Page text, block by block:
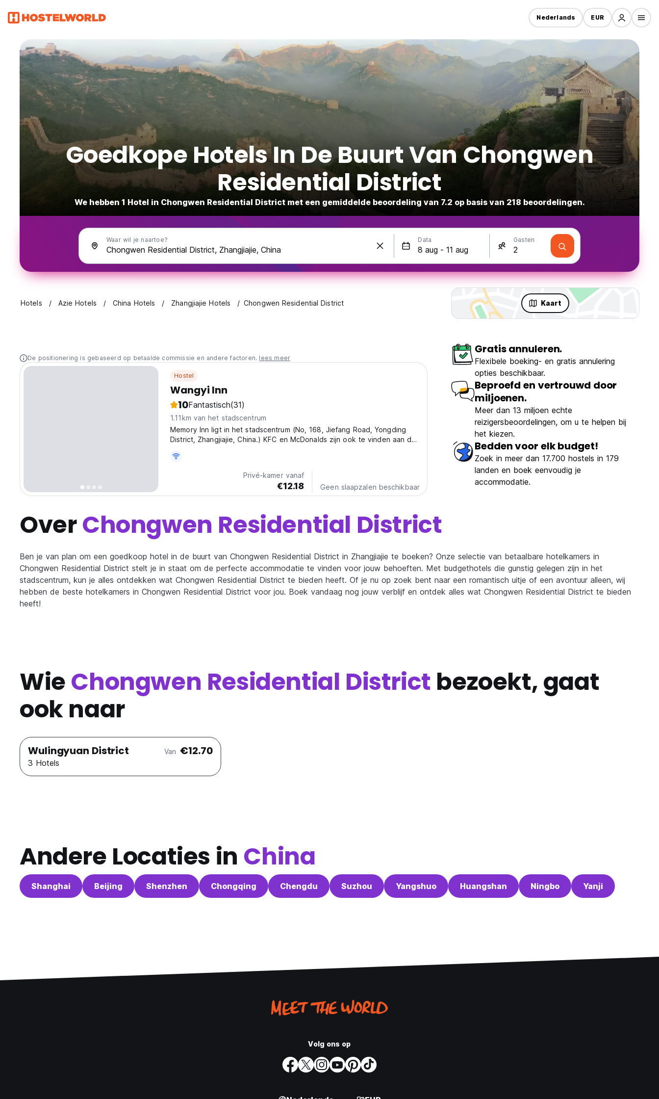
Nederlands EUR
Goedkope Hotels In De Buurt Van Chongwen
Residential District
We hebben 1 Hotel in Chongwen Residential District met een gemiddelde beoordeling van 7.2 op basis van 218 beoordelingen.
Waar wil je naartoe? Data Gasten
Hotels Azie Hotels China Hotels Zhangjiajie Hotels Chongwen Residential District Kaart
De positionering is gebaseerd op betaalde commissie en andere factoren. lees meer
Hostel
Wangyi Inn
10Fantastisch(31)
1.11km van het stadscentrum
Memory Inn ligt in het stadscentrum (No, 168, Jiefang Road, Yongding
District, Zhangjiajie, China.) KFC en McDonalds zijn ook te vinden aan de
Privé-kamer vanaf
€12.18 Geen slaapzalen beschikbaar
Gratis annuleren.
Flexibele boeking- en gratis annulering
opties beschikbaar.
Beproefd en vertrouwd door
miljoenen.
Meer dan 13 miljoen echte
reizigersbeoordelingen, om u te helpen bij
het kiezen.
Bedden voor elk budget!
Zoek in meer dan 17.700 hostels in 179
landen en boek eenvoudig je
accommodatie.
OverChongwen Residential District
Ben je van plan om een goedkoop hotel in de buurt van Chongwen Residential District in Zhangjiajie te boeken? Onze selectie van betaalbare hotelkamers in
Chongwen Residential District stelt je in staat om de perfecte accommodatie te vinden voor jouw behoeften. Met budgethotels die gunstig gelegen zijn in het
stadscentrum, kun je alles ontdekken wat Chongwen Residential District te bieden heeft. Of je nu op zoek bent naar een romantisch uitje of een avontuur alleen, wij
hebben de beste hotelkamers in Chongwen Residential District voor jou. Boek vandaag nog jouw verblijf en ontdek alles wat Chongwen Residential District te bieden
heeft!
WieChongwen Residential District bezoekt, gaat
ook naar
Wulingyuan District Van €12.70
3 Hotels
Andere Locaties in China
Shanghai Beijing Shenzhen Chongqing Chengdu Suzhou Yangshuo Huangshan Ningbo Yanji
Volg ons op